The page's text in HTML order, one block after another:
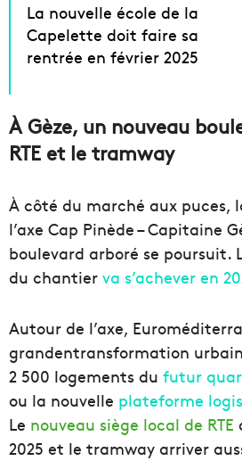
La nouvelle école de la
Capelette doit faire sa
rentrée en février 2025
À Gèze, un nouveau
RTE et le tramway
À côté du marché aux puces,
l’axe Cap Pinède – Capitaine
boulevard arboré se poursuit.
du chantier va s’achever en
Autour de l’axe,
grandentransformation
2 500 logements du futur
ou la nouvelle plateforme
Le nouveau siège local de RTE
2025 et le tramway arriver